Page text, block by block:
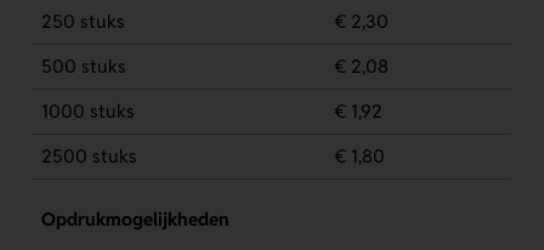
250 stuks
€ 2,30
500 stuks
€ 2,08
1000 stuks
€ 1,92
2500 stuks
€ 1,80
Opdrukmogelijkheden